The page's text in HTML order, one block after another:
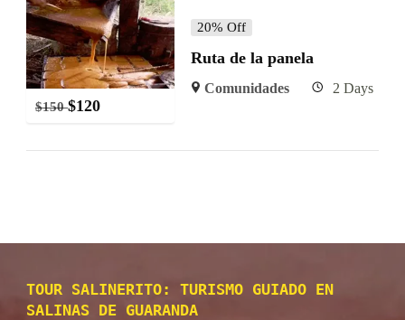
$150 $120
20% Off
Ruta de la panela
Comunidades 2 Days
TOUR SALINERITO: TURISMO GUIADO EN
SALINAS DE GUARANDA